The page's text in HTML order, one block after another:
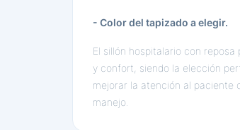
- Color del tapizado a elegir.
El sillón hospitalario con
y confort, siendo la elección
mejorar la atención al paciente
manejo.